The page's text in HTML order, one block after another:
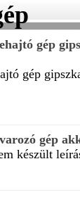
gép
gép
gép
készült